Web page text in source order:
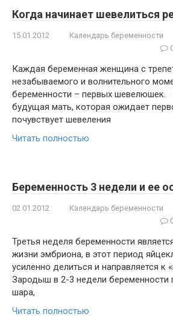
Когда начинает шевелиться
15.01.2012 Календарь беременности
Каждая беременная женщина с
незабываемого и волнительного
беременности – первых шевелюшек.
будущая мать, которая ожидает
почувствует шевеления
Читать полностью
Беременность 3 недели и ее
02.01.2012 Календарь беременности
Третья неделя беременности
жизни эмбриона, в этот период
усиленно делиться и направляется к
Зародыш в 2-3 недели беременности
шара,
Читать полностью